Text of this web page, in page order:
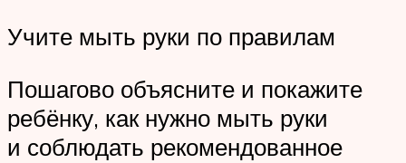
Учите мыть руки по правилам
Пошагово объясните и покажите
ребёнку, как нужно мыть руки
и соблюдать рекомендованное